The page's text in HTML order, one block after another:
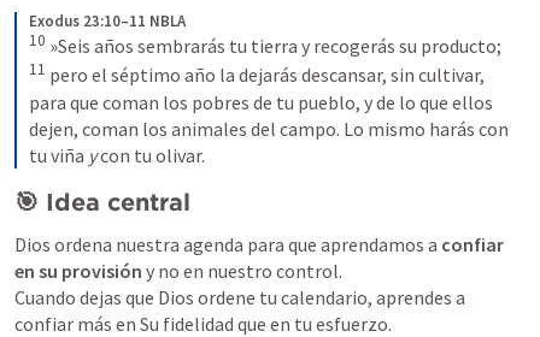
Exodus 23:10–11 NBLA
10
11 pero el séptimo año la dejarás descansar, sin cultivar,
para que coman los pobres de tu pueblo, y de lo que ellos
dejen, coman los animales del campo. Lo mismo harás con
tu viña y con tu olivar.
🎯 Idea central
Dios ordena nuestra agenda para que aprendamos a confiar
en su provisión y no en nuestro control.
Cuando dejas que Dios ordene tu calendario, aprendes a
confiar más en Su fidelidad que en tu esfuerzo.